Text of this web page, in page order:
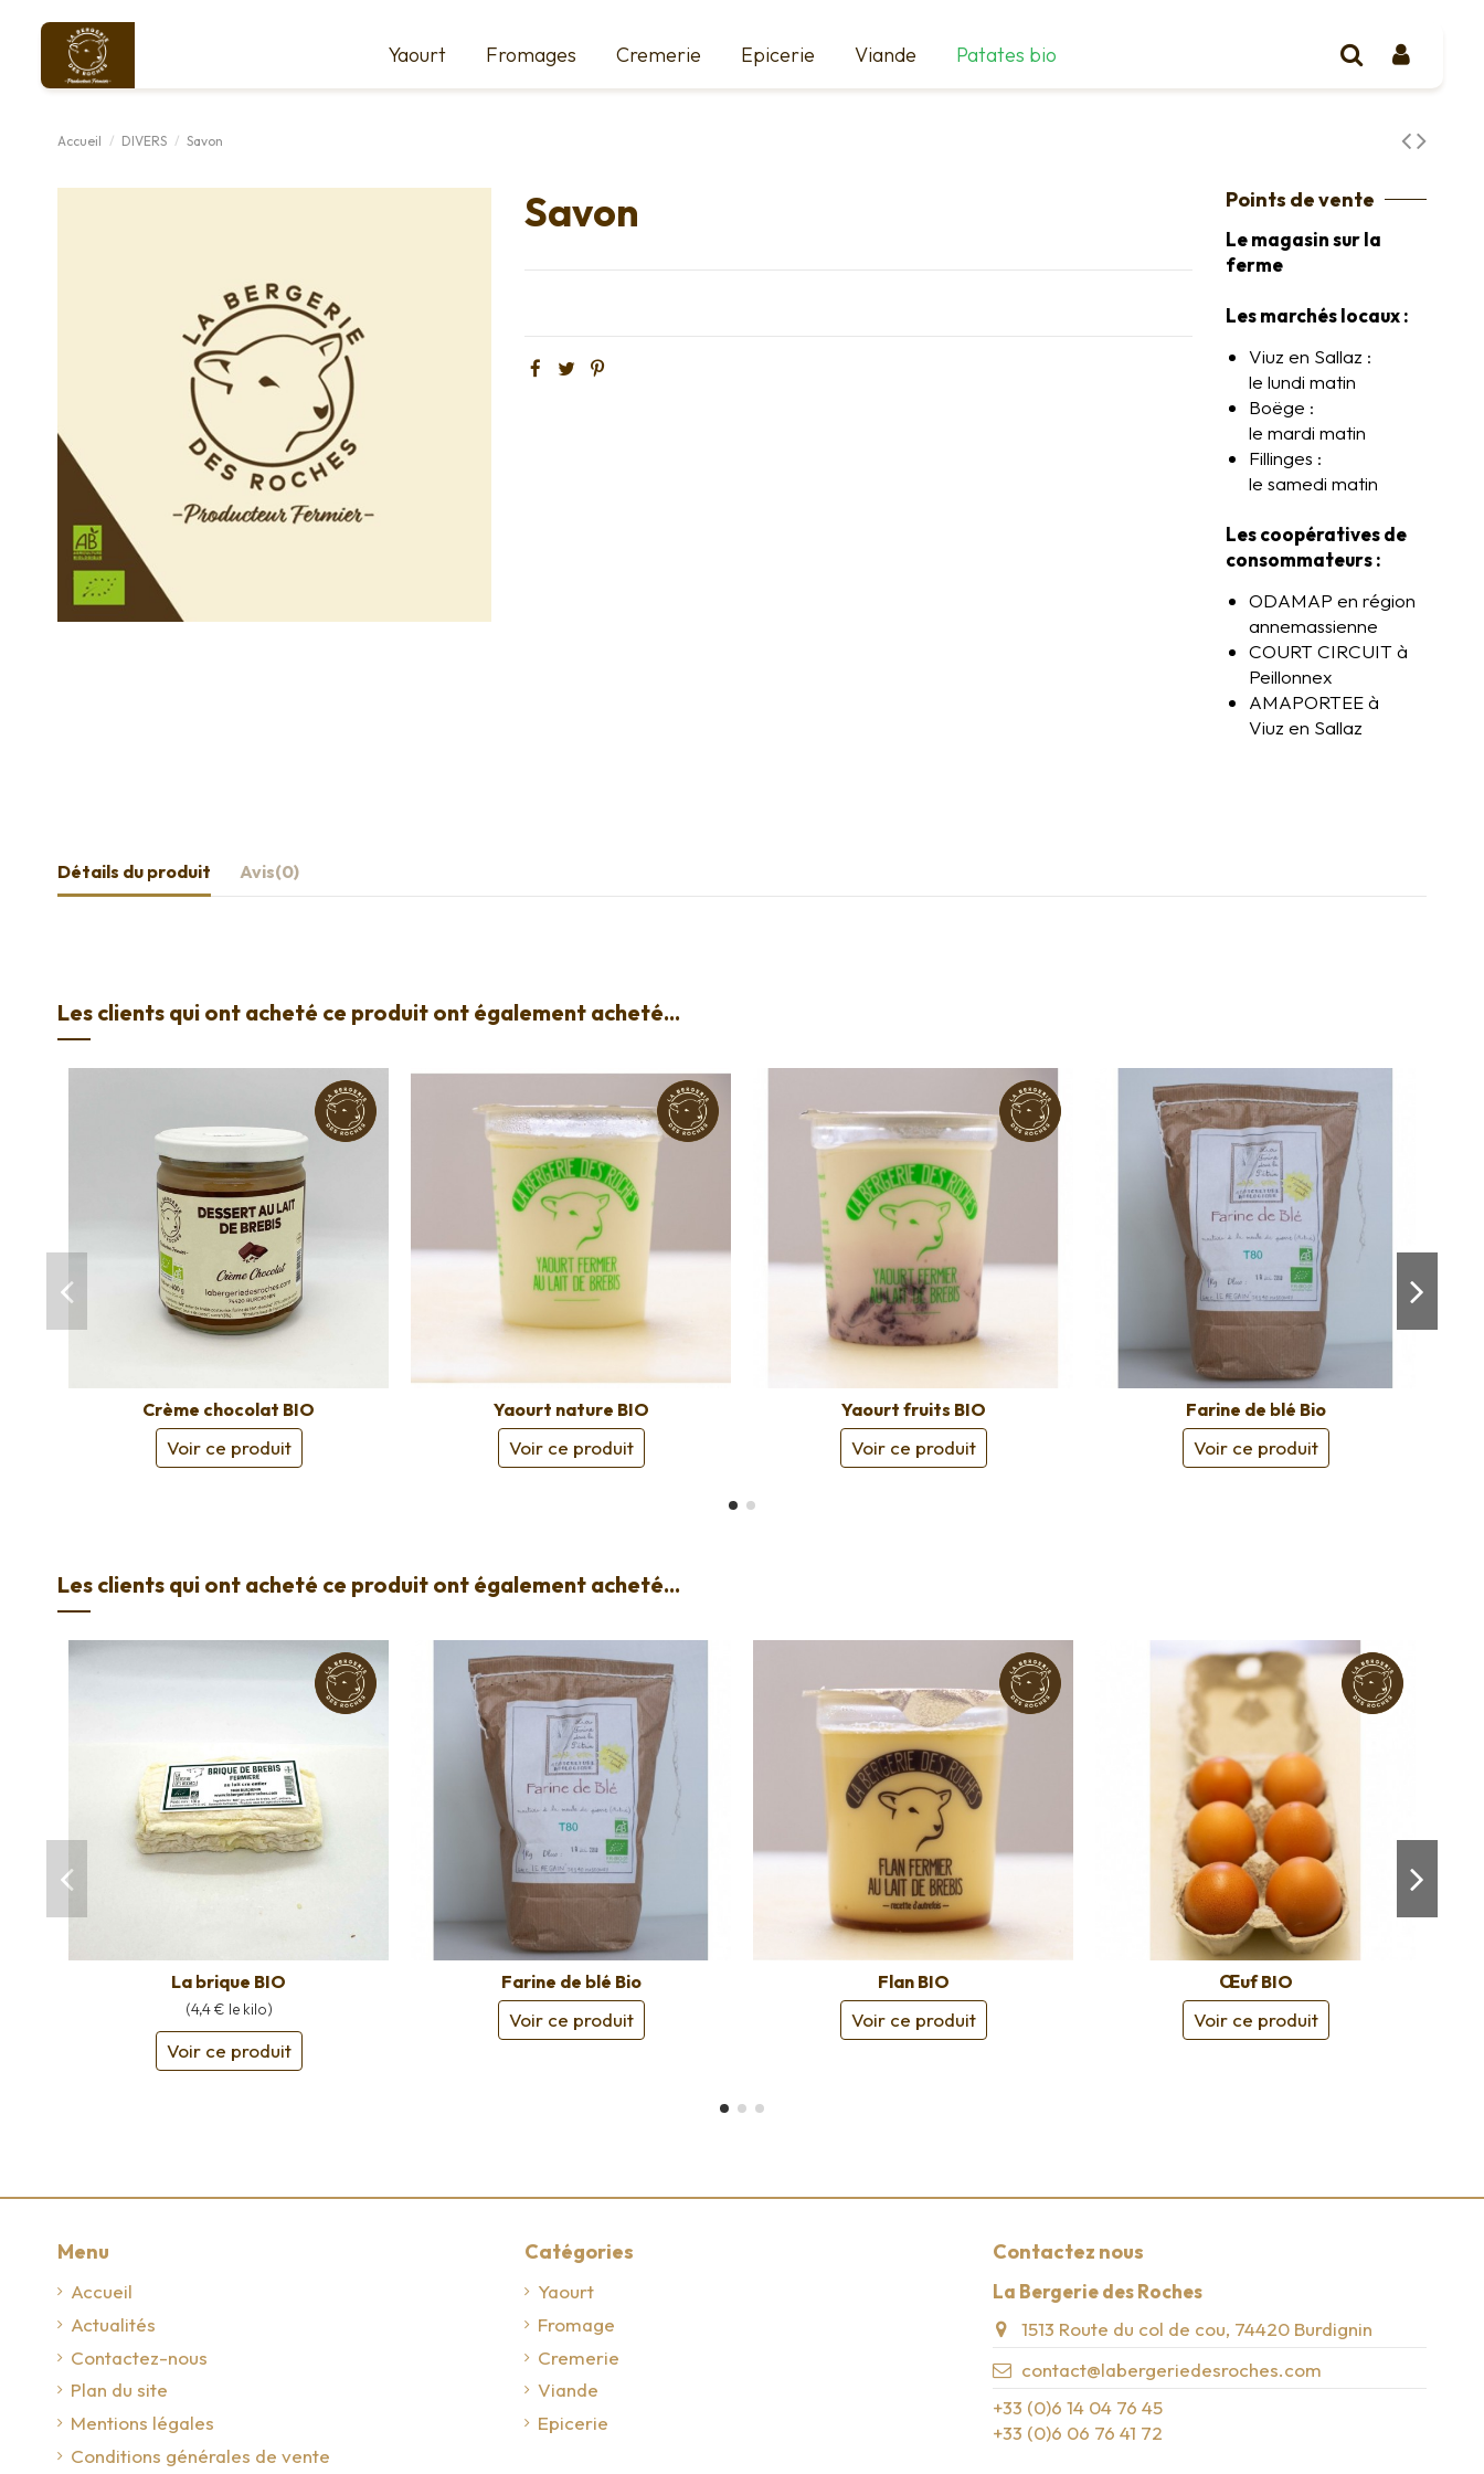
Yaourt Fromages Cremerie Epicerie Viande Patates bio
Accueil DIVERS Savon
Savon Points de vente
Le magasin sur la
ferme
Les marchés locaux :
Viuz en Sallaz :
le lundi matin
Boëge :
le mardi matin
Fillinges :
le samedi matin
Les coopératives de
consommateurs :
ODAMAP en région
annemassienne
COURT CIRCUIT à
Peillonnex
AMAPORTEE à
Viuz en Sallaz
Détails du produit Avis(0)
Les clients qui ont acheté ce produit ont également acheté...
Crème chocolat BIO
Voir ce produit
Yaourt nature BIO
Voir ce produit
Yaourt fruits BIO
Voir ce produit
Farine de blé Bio
Voir ce produit
Les clients qui ont acheté ce produit ont également acheté...
La brique BIO
(4,4 € le kilo)
Voir ce produit
Farine de blé Bio
Voir ce produit
Flan BIO
Voir ce produit
Œuf BIO
Voir ce produit
Menu
Accueil
Actualités
Contactez-nous
Plan du site
Mentions légales
Conditions générales de vente
Catégories
Yaourt
Fromage
Cremerie
Viande
Epicerie
Contactez nous
La Bergerie des Roches
1513 Route du col de cou, 74420 Burdignin
contact@labergeriedesroches.com
‭+33 (0)6 14 04 76 45‬
+33 (0)6 06 76 41 72‬